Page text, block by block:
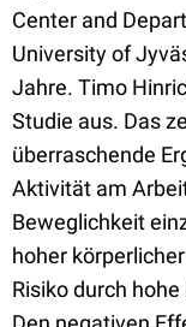
Center and
University of
Jahre. Timo
Studie aus. Das
überraschende
Aktivität am
Beweglichkeit
hoher
Risiko durch